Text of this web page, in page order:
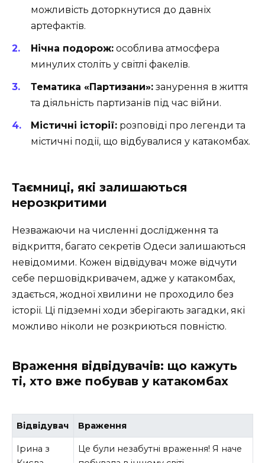
можливість доторкнутися до давніх
артефактів.
Нічна подорож: особлива атмосфера
минулих століть у світлі факелів.
Тематика «Партизани»: занурення в життя
та діяльність партизанів під час війни.
Містичні історії: розповіді про легенди та
містичні події, що відбувалися у катакомбах.
Таємниці, які залишаються
нерозкритими
Незважаючи на численні дослідження та
відкриття, багато секретів Одеси залишаються
невідомими. Кожен відвідувач може відчути
себе першовідкривачем, адже у катакомбах,
здається, жодної хвилини не проходило без
історії. Ці підземні ходи зберігають загадки, які
можливо ніколи не розкриються повністю.
Враження відвідувачів: що кажуть
ті, хто вже побував у катакомбах
Відвідувач Враження
Ірина з
Це були незабутні враження! Я наче